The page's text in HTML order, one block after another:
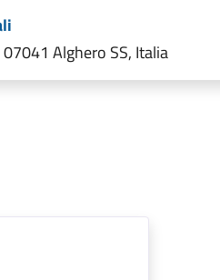
Alghero SS, Italia